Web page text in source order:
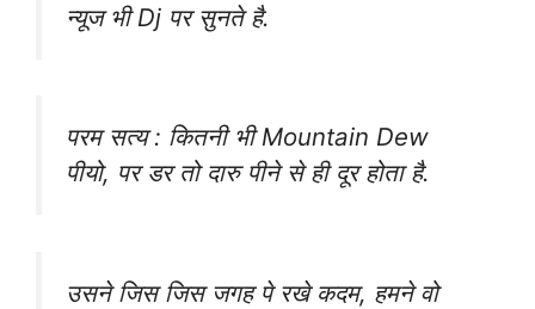
न्यूज भी Dj पर सुनते है.
परम सत्य : कितनी भी Mountain Dew
पीयो, पर डर तो दारु पीने से ही दूर होता है.
उसने जिस जिस जगह पे रखे कदम, हमने वो